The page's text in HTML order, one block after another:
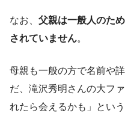
なお、 父親は一般人のた
されていません。
母親も一般の方で名前や
だ、滝沢秀明さんの大フ
れたら会えるかも」とい